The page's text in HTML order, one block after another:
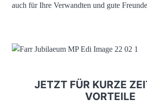
auch für Ihre Verwandten und gute
JETZT FÜR KURZE
VORTEILE